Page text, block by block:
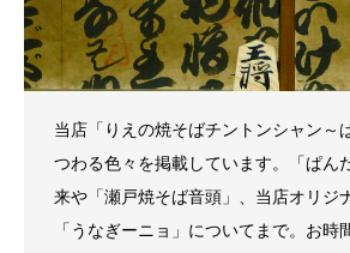
当店「りえの焼そばチントンシャン～
つわる色々を掲載しています。「ぱん
来や「瀬戸焼そば音頭」、当店オリジ
「うなぎーニョ」についてまで。お時